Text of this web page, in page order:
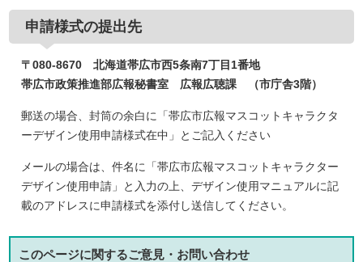
申請様式の提出先
〒080-8670 北海道帯広市西5条南7丁目1番地
帯広市政策推進部広報秘書室 広報広聴課 （市庁舎3階）
郵送の場合、封筒の余白に「帯広市広報マスコットキャラクタ
ーデザイン使用申請様式在中」とご記入ください
メールの場合は、件名に「帯広市広報マスコットキャラクター
デザイン使用申請」と入力の上、デザイン使用マニュアルに記
載のアドレスに申請様式を添付し送信してください。
このページに関するご意見・お問い合わせ